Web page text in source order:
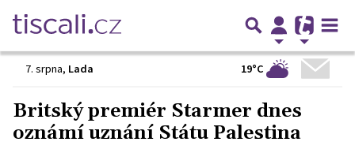
7. srpna, Lada 19°C
Britský premiér Starmer dnes
oznámí uznání Státu Palestina